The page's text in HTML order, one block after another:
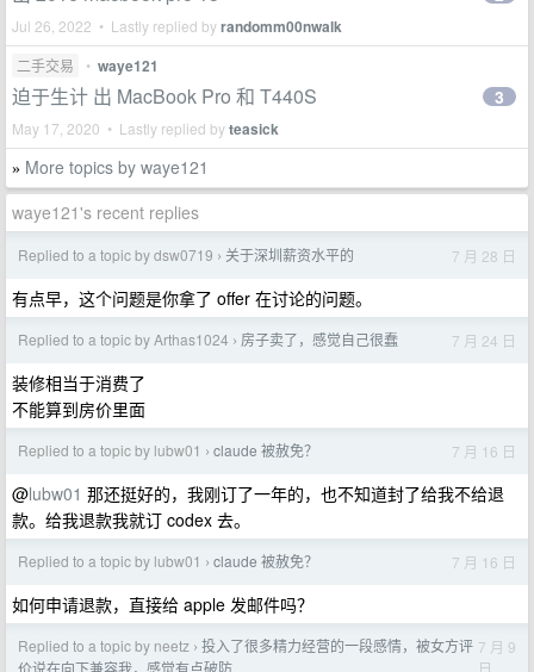
Jul 26, 2022 • Lastly replied byrandomm00nwalk
二手交易 • waye121
迫于生计 出 MacBook Pro 和 T440S
May 17, 2020 • Lastly replied byteasick
3
» More topics by waye121
waye121's recent replies
Replied to a topic by dsw0719 › 关于深圳薪资水平的 7 月 28 日
有点早，这个问题是你拿了 offer 在讨论的问题。
Replied to a topic by Arthas1024 › 房子卖了，感觉自己很蠢 7 月 24 日
装修相当于消费了
不能算到房价里面
Replied to a topic by lubw01 › claude 被赦免？ 7 月 16 日
@lubw01 那还挺好的，我刚订了一年的，也不知道封了给我不给退
款。给我退款我就订 codex 去。
Replied to a topic by lubw01 › claude 被赦免？ 7 月 16 日
如何申请退款，直接给 apple 发邮件吗？
Replied to a topic by neetz › 投入了很多精力经营的一段感情，被女方评
价说在向下兼容我，感觉有点破防
7 月 9
日